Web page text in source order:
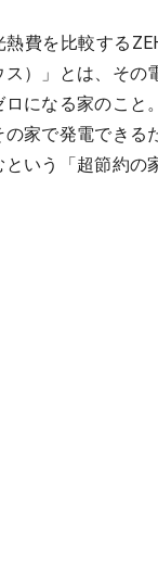
費を比較する
）」とは、その
ロになる家のこと
家で発電できる
いう「超節約の